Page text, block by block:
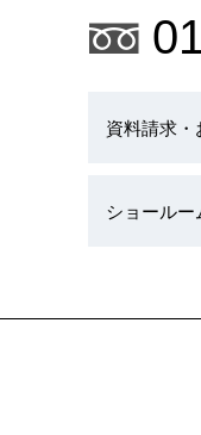
資料請求・
ショールー